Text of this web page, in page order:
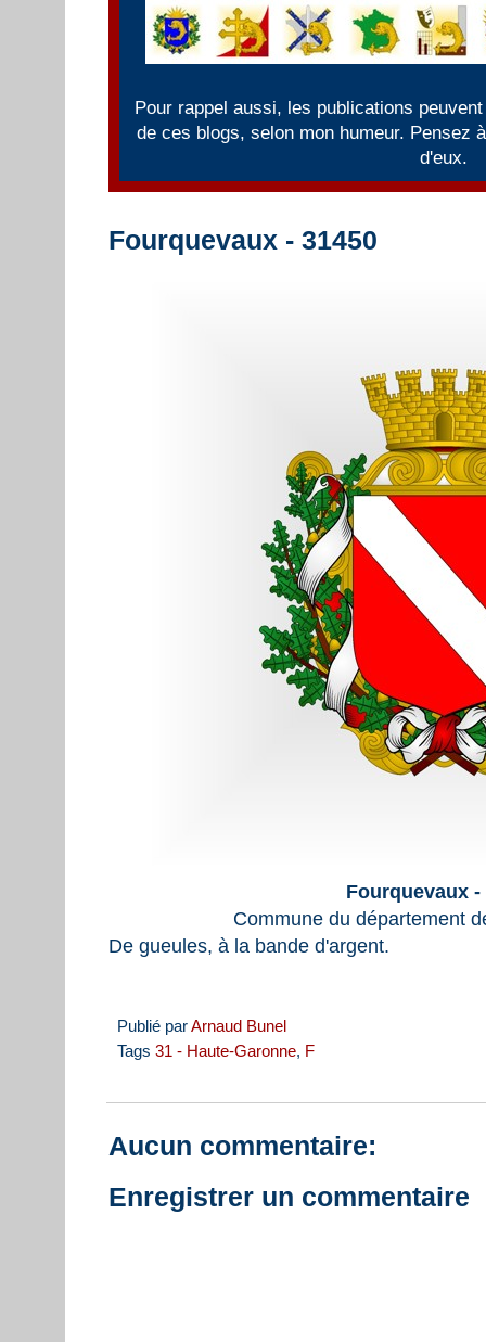
Pour rappel aussi, les publications
de ces blogs, selon mon humeur. Pensez
d'eux.
Fourquevaux - 31450
Fourquevaux -
Commune du département
De gueules, à la bande d'argent.
Publié parArnaud Bunel
Tags 31 - Haute-Garonne, F
Aucun commentaire:
Enregistrer un commentaire